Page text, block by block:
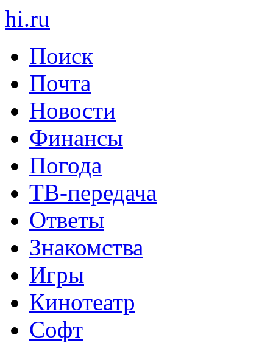
hi.ru
Поиск
Почта
Новости
Финансы
Погода
ТВ-передача
Ответы
Знакомства
Игры
Кинотеатр
Софт